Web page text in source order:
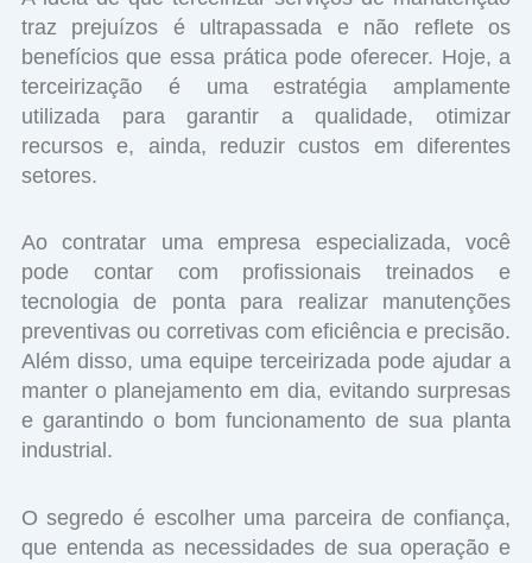
traz prejuízos é ultrapassada e não reflete os
benefícios que essa prática pode oferecer. Hoje, a
terceirização é uma estratégia amplamente
utilizada para garantir a qualidade, otimizar
recursos e, ainda, reduzir custos em diferentes
setores.
Ao contratar uma empresa especializada, você
pode contar com profissionais treinados e
tecnologia de ponta para realizar manutenções
preventivas ou corretivas com eficiência e precisão.
Além disso, uma equipe terceirizada pode ajudar a
manter o planejamento em dia, evitando surpresas
e garantindo o bom funcionamento de sua planta
industrial.
O segredo é escolher uma parceira de confiança,
que entenda as necessidades de sua operação e